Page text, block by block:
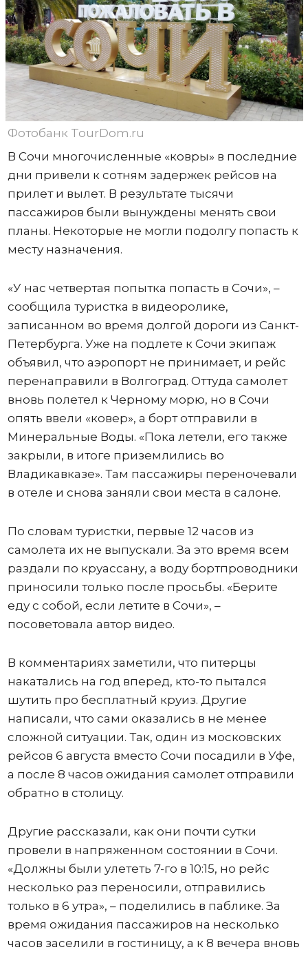
Фотобанк TourDom.ru
В Сочи многочисленные «ковры» в последние
дни привели к сотням задержек рейсов на
прилет и вылет. В результате тысячи
пассажиров были вынуждены менять свои
планы. Некоторые не могли подолгу попасть к
месту назначения.
«У нас четвертая попытка попасть в Сочи», –
сообщила туристка в видеоролике,
записанном во время долгой дороги из Санкт-
Петербурга. Уже на подлете к Сочи экипаж
объявил, что аэропорт не принимает, и рейс
перенаправили в Волгоград. Оттуда самолет
вновь полетел к Черному морю, но в Сочи
опять ввели «ковер», а борт отправили в
Минеральные Воды. «Пока летели, его также
закрыли, в итоге приземлились во
Владикавказе». Там пассажиры переночевали
в отеле и снова заняли свои места в салоне.
По словам туристки, первые 12 часов из
самолета их не выпускали. За это время всем
раздали по круассану, а воду бортпроводники
приносили только после просьбы. «Берите
еду с собой, если летите в Сочи», –
посоветовала автор видео.
В комментариях заметили, что питерцы
накатались на год вперед, кто-то пытался
шутить про бесплатный круиз. Другие
написали, что сами оказались в не менее
сложной ситуации. Так, один из московских
рейсов 6 августа вместо Сочи посадили в Уфе,
а после 8 часов ожидания самолет отправили
обратно в столицу.
Другие рассказали, как они почти сутки
провели в напряженном состоянии в Сочи.
«Должны были улететь 7-го в 10:15, но рейс
несколько раз переносили, отправились
только в 6 утра», – поделились в паблике. За
время ожидания пассажиров на несколько
часов заселили в гостиницу, а к 8 вечера вновь